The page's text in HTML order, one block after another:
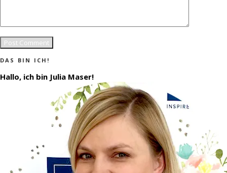
DAS BIN ICH!
Hallo, ich bin Julia Maser!